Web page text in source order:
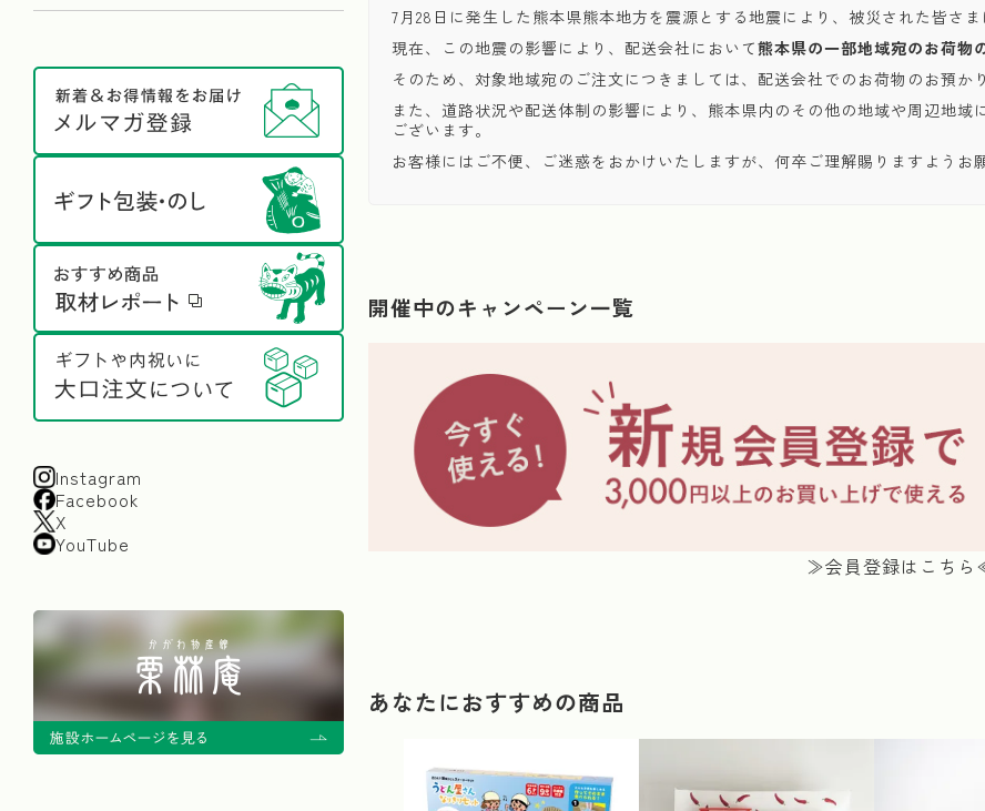
Instagram
Facebook
X
YouTube
7月28日に発生した熊本県熊本地方を震源とする地震により、被災された皆さま
現在、この地震の影響により、配送会社において熊本県の一部地域宛のお荷物
そのため、対象地域宛のご注文につきましては、配送会社でのお荷物のお預か
また、道路状況や配送体制の影響により、熊本県内のその他の地域や周辺地
ございます。
お客様にはご不便、ご迷惑をおかけいたしますが、何卒ご理解賜りますようお
開催中のキャンペーン一覧
≫会員登録はこちら
あなたにおすすめの商品